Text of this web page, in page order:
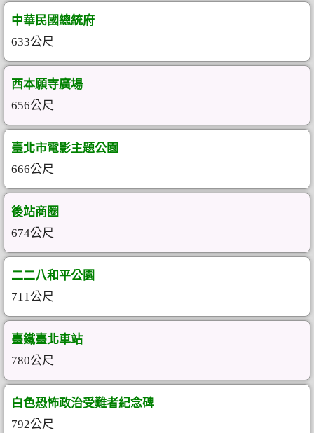
中華民國總統府
633公尺
西本願寺廣場
656公尺
臺北市電影主題公園
666公尺
後站商圈
674公尺
二二八和平公園
711公尺
臺鐵臺北車站
780公尺
白色恐怖政治受難者紀念碑
792公尺